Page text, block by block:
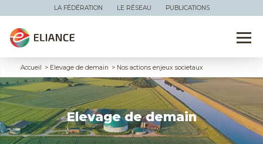
LA FÉDÉRATION LE RÉSEAU PUBLICATIONS
Accueil > Elevage de demain > Nos actions enjeux societaux
Elevage de demain